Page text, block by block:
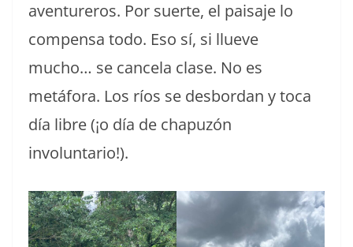
aventureros. Por suerte, el paisaje lo
compensa todo. Eso sí, si llueve
mucho… se cancela clase. No es
metáfora. Los ríos se desbordan y toca
día libre (¡o día de chapuzón
involuntario!).